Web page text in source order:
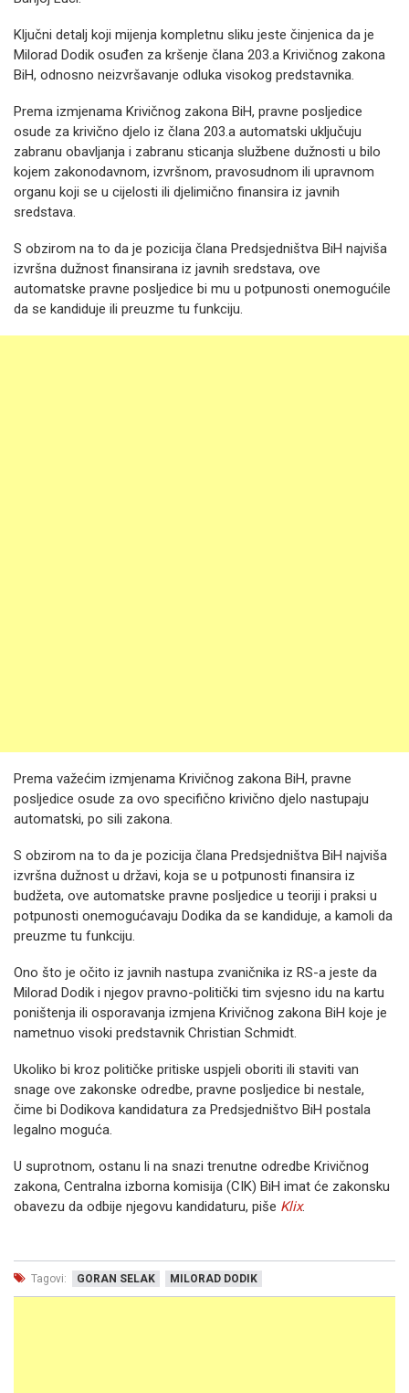
Ključni detalj koji mijenja kompletnu sliku jeste činjenica da je
Milorad Dodik osuđen za kršenje člana 203.a Krivičnog zakona
BiH, odnosno neizvršavanje odluka visokog predstavnika.
Prema izmjenama Krivičnog zakona BiH, pravne posljedice
osude za krivično djelo iz člana 203.a automatski uključuju
zabranu obavljanja i zabranu sticanja službene dužnosti u bilo
kojem zakonodavnom, izvršnom, pravosudnom ili upravnom
organu koji se u cijelosti ili djelimično finansira iz javnih
sredstava.
S obzirom na to da je pozicija člana Predsjedništva BiH najviša
izvršna dužnost finansirana iz javnih sredstava, ove
automatske pravne posljedice bi mu u potpunosti onemogućile
da se kandiduje ili preuzme tu funkciju.
Prema važećim izmjenama Krivičnog zakona BiH, pravne
posljedice osude za ovo specifično krivično djelo nastupaju
automatski, po sili zakona.
S obzirom na to da je pozicija člana Predsjedništva BiH najviša
izvršna dužnost u državi, koja se u potpunosti finansira iz
budžeta, ove automatske pravne posljedice u teoriji i praksi u
potpunosti onemogućavaju Dodika da se kandiduje, a kamoli da
preuzme tu funkciju.
Ono što je očito iz javnih nastupa zvaničnika iz RS-a jeste da
Milorad Dodik i njegov pravno-politički tim svjesno idu na kartu
poništenja ili osporavanja izmjena Krivičnog zakona BiH koje je
nametnuo visoki predstavnik Christian Schmidt.
Ukoliko bi kroz političke pritiske uspjeli oboriti ili staviti van
snage ove zakonske odredbe, pravne posljedice bi nestale,
čime bi Dodikova kandidatura za Predsjedništvo BiH postala
legalno moguća.
U suprotnom, ostanu li na snazi trenutne odredbe Krivičnog
zakona, Centralna izborna komisija (CIK) BiH imat će zakonsku
obavezu da odbije njegovu kandidaturu, piše Klix.
Tagovi: GORAN SELAK MILORAD DODIK